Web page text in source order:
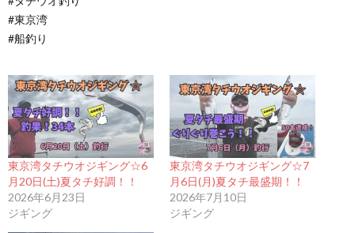
#東京湾
#船釣り
東京湾タチウオジギング☆6
月20日(土)夏タチ好調！！
2026年6月23日
ジギング
東京湾タチウオジギング☆7
月6日(月)夏タチ最盛期！！
2026年7月10日
ジギング